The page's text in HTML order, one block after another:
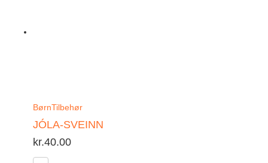
BørnTilbehør
JÓLA-SVEINN
kr.40.00